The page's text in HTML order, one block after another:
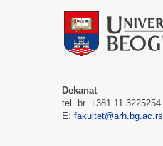
Dekanat
tel. br. +381 11 3225254
E: fakultet@arh.bg.ac.rs